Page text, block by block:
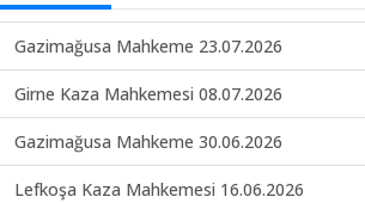
Gazimağusa Mahkeme 23.07.2026
Girne Kaza Mahkemesi 08.07.2026
Gazimağusa Mahkeme 30.06.2026
Lefkoşa Kaza Mahkemesi 16.06.2026